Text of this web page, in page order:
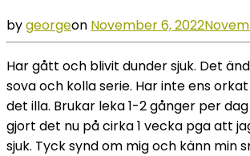
bygeorgeon November 6, 2022
Har gått och blivit dunder sjuk. Det
sova och kolla serie. Har inte ens
det illa. Brukar leka 1-2 gånger per
gjort det nu på cirka 1 vecka pga att
sjuk. Tyck synd om mig och känn min